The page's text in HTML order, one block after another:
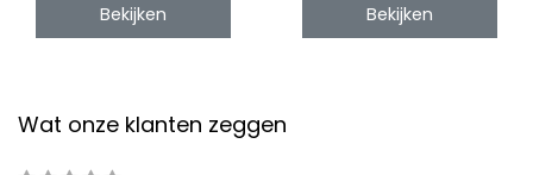
Bekijken Bekijken
Wat onze klanten zeggen